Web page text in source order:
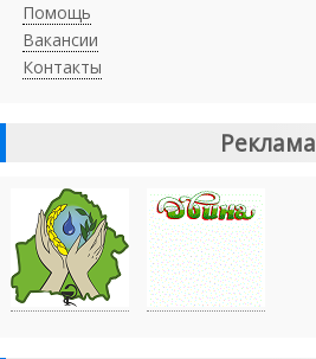
Помощь
Вакансии
Контакты
Реклама